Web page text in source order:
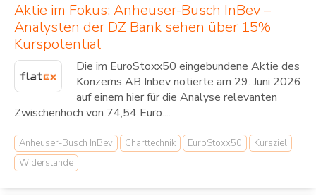
Aktie im Fokus: Anheuser-Busch InBev –
Analysten der DZ Bank sehen über 15%
Kurspotential
Die im EuroStoxx50 eingebundene Aktie des
Konzerns AB Inbev notierte am 29. Juni 2026
auf einem hier für die Analyse relevanten
Zwischenhoch von 74,54 Euro....
Anheuser-Busch InBev Charttechnik EuroStoxx50
Kursziel
Widerstände